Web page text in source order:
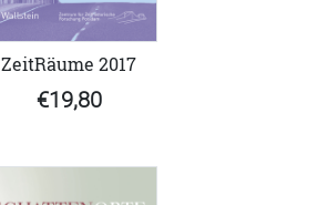
ZeitRäume 2017
€19,80